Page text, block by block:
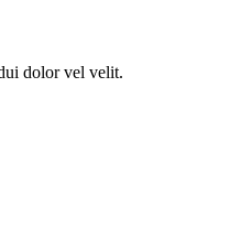
dolor vel velit.